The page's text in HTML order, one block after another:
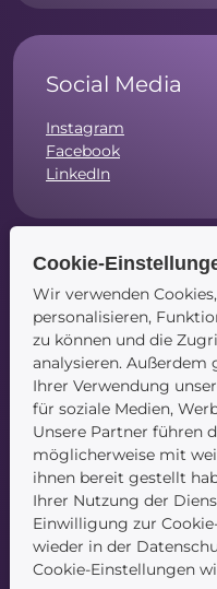
Social Media
Instagram
Facebook
LinkedIn
Navigation
Startseite
Blog
Kontakt
Service
Cookie-
Wir verwenden
personalisieren,
zu können und die
analysieren.
Ihrer Verwendung
für soziale Medien,
Unsere Partner führen
möglicherweise mit
ihnen bereit gestellt
Ihrer Nutzung der
Einwilligung zur
wieder in der
Cookie-Einstellungen